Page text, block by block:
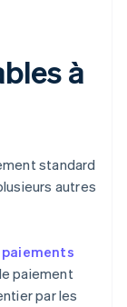
à
standard
autres
paiements
paiement
par les